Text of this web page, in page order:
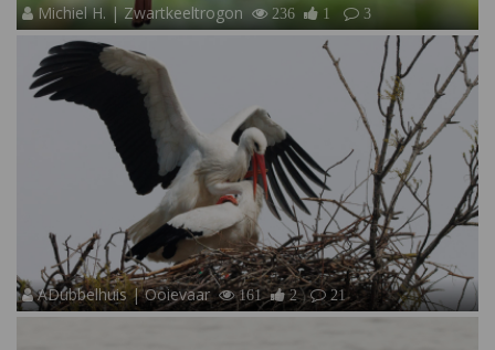
Michiel H. | Zwartkeeltrogon 236 1 3
ADubbelhuis | Ooievaar 161 2 21